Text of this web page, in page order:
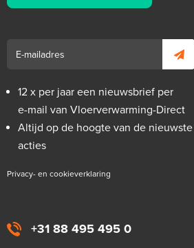
+31 88 495 495 0
12 x per jaar een nieuwsbrief per
e-mail van Vloerverwarming-Direct
Altijd op de hoogte van de
acties
Privacy- en cookieverklaring